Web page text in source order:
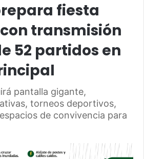
fiesta
transmisión
52 partidos en
pantalla gigante,
torneos deportivos,
de convivencia para